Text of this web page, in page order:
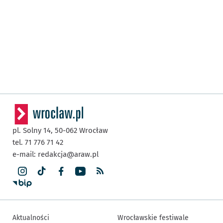
pl. Solny 14, 50-062 Wrocław
tel. 71 776 71 42
e-mail: redakcja@araw.pl
Aktualności Wrocławskie festiwale